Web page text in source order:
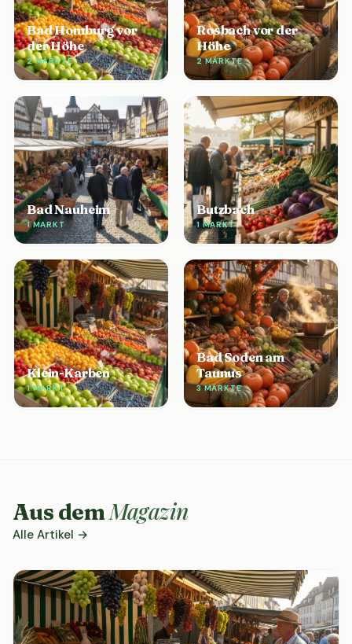
Bad Homburg vor
der Höhe
2 MÄRKTE
Rosbach vor der
Höhe
2 MÄRKTE
Bad Nauheim
1 MARKT
Butzbach
1 MARKT
Klein-Karben
1 MARKT
Bad Soden am
Taunus
3 MÄRKTE
Aus demMagazin
Alle Artikel →